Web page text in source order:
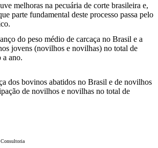
melhoras na pecuária de corte brasileira e,
parte fundamental deste processo passa pelo
do peso médio de carcaça no Brasil e a
jovens (novilhos e novilhas) no total de
a ano.
dos bovinos abatidos no Brasil e de novilhos
de novilhos e novilhas no total de